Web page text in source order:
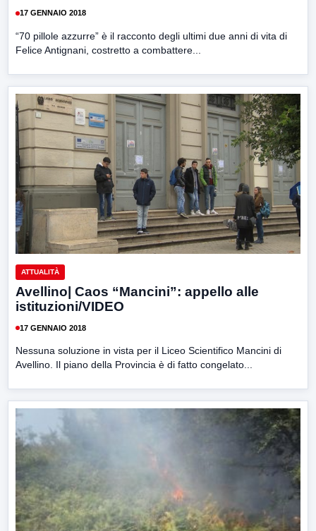
17 GENNAIO 2018
“70 pillole azzurre” è il racconto degli ultimi due anni di vita di
Felice Antignani, costretto a combattere...
ATTUALITÀ
Avellino| Caos “Mancini”: appello alle
istituzioni/VIDEO
17 GENNAIO 2018
Nessuna soluzione in vista per il Liceo Scientifico Mancini di
Avellino. Il piano della Provincia è di fatto congelato...